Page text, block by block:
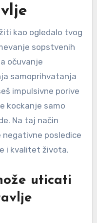
kao ogledalo tvog
sopstvenih
očuvanje
samoprihvatanja
impulsivne porive
kockanje samo
Na taj način
posledice
i kvalitet života.
uticati